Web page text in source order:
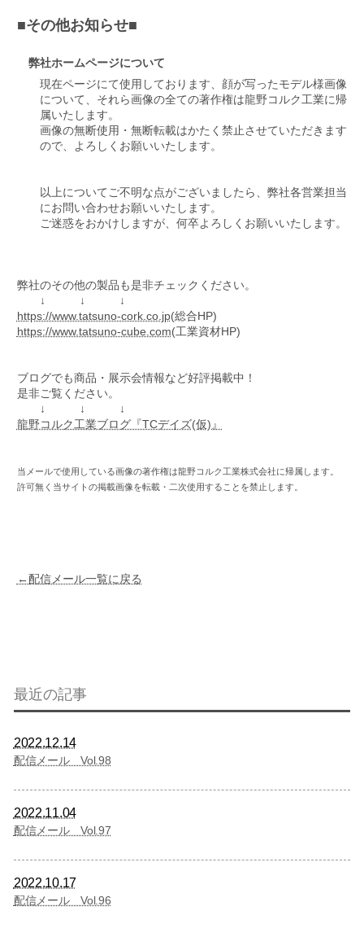
■その他お知らせ■
弊社ホームページについて
現在ページにて使用しております、顔が写ったモデル様画像
について、それら画像の全ての著作権は龍野コルク工業に帰
属いたします。
画像の無断使用・無断転載はかたく禁止させていただきます
ので、よろしくお願いいたします。
以上についてご不明な点がございましたら、弊社各営業担当
にお問い合わせお願いいたします。
ご迷惑をおかけしますが、何卒よろしくお願いいたします。
弊社のその他の製品も是非チェックください。
↓ ↓ ↓
https://www.tatsuno-cork.co.jp(総合HP)
https://www.tatsuno-cube.com(工業資材HP)
ブログでも商品・展示会情報など好評掲載中！
是非ご覧ください。
↓ ↓ ↓
龍野コルク工業ブログ『TCデイズ(仮)』
当メールで使用している画像の著作権は龍野コルク工業株式会社に帰属します。
許可無く当サイトの掲載画像を転載・二次使用することを禁止します。
←配信メール一覧に戻る
最近の記事
2022.12.14
配信メール Vol.98
2022.11.04
配信メール Vol.97
2022.10.17
配信メール Vol.96